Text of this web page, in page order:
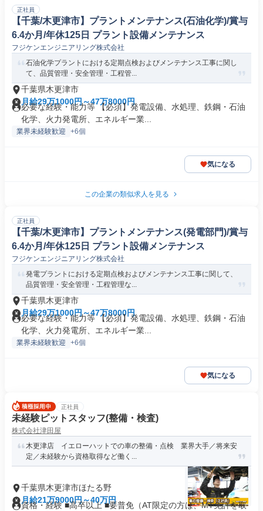
正社員
【千葉/木更津市】プラントメンテナンス(石油化学)/賞与
6.4か月/年休125日 プラント設備メンテナンス
フジケンエンジニアリング株式会社
石油化学プラントにおける定期点検およびメンテナンス工事に関し
て、品質管理・安全管理・工程管...
千葉県木更津市
月給29万1000円～47万8000円
必要な経験・能力等 【必須】発電設備、水処理、鉄鋼・石油
化学、火力発電所、エネルギー業...
業界未経験歓迎 +6個
気になる
この企業の類似求人を見る
正社員
【千葉/木更津市】プラントメンテナンス(発電部門)/賞与
6.4か月/年休125日 プラント設備メンテナンス
フジケンエンジニアリング株式会社
発電プラントにおける定期点検およびメンテナンス工事に関して、
品質管理・安全管理・工程管理な...
千葉県木更津市
月給29万1000円～47万8000円
必要な経験・能力等 【必須】発電設備、水処理、鉄鋼・石油
化学、火力発電所、エネルギー業...
業界未経験歓迎 +6個
気になる
正社員
未経験ピットスタッフ(整備・検査)
株式会社津田屋
木更津店 イエローハットでの車の整備・点検 業界大手／将来安
定／未経験から資格取得など働く...
千葉県木更津市ほたる野
月給21万9000円～40万円
資格・経験 ■高卒以上 ■要普免（AT限定の方は、MT免許を取